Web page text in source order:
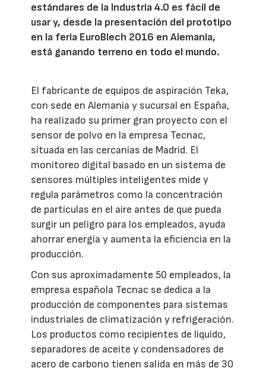
estándares de la Industria 4.0 es fácil de
usar y, desde la presentación del prototipo
en la feria EuroBlech 2016 en Alemania,
está ganando terreno en todo el mundo.
El fabricante de equipos de aspiración Teka,
con sede en Alemania y sucursal en España,
ha realizado su primer gran proyecto con el
sensor de polvo en la empresa Tecnac,
situada en las cercanías de Madrid. El
monitoreo digital basado en un sistema de
sensores múltiples inteligentes mide y
regula parámetros como la concentración
de partículas en el aire antes de que pueda
surgir un peligro para los empleados, ayuda
ahorrar energía y aumenta la eficiencia en la
producción.
Con sus aproximadamente 50 empleados, la
empresa española Tecnac se dedica a la
producción de componentes para sistemas
industriales de climatización y refrigeración.
Los productos como recipientes de líquido,
separadores de aceite y condensadores de
acero de carbono tienen salida en más de 30